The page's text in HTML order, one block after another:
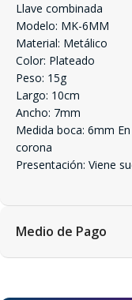
Llave combinada
Modelo: MK-6MM
Material: Metálico
Color: Plateado
Peso: 15g
Largo: 10cm
Ancho: 7mm
Medida boca: 6mm
corona
Presentación: Viene
Medio de Pago